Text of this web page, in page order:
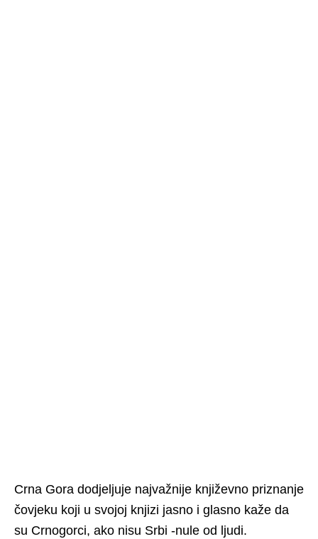
Crna Gora dodjeljuje najvažnije književno priznanje
čovjeku koji u svojoj knjizi jasno i glasno kaže da
su Crnogorci, ako nisu Srbi -nule od ljudi.